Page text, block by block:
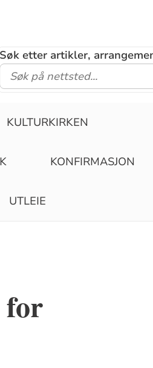
Søk etter artikler,
KULTURKIRKEN
KONFIRMASJON
UTLEIE
for